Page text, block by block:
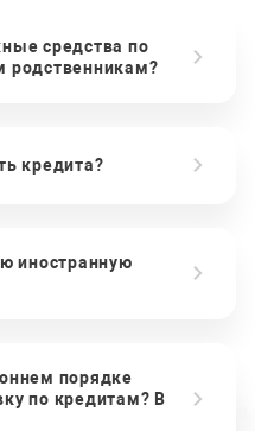
средства по
родственникам?
кредита?
иностранную
порядке
по кредитам? В